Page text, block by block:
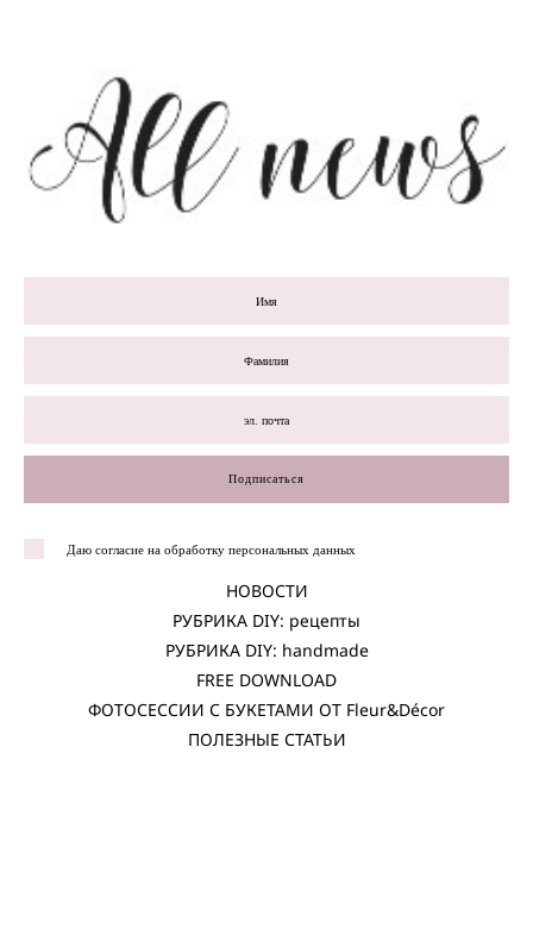
Подписаться
Даю согласие на обработку персональных данных
НОВОСТИ
РУБРИКА DIY: рецепты
РУБРИКА DIY: handmade
FREE DOWNLOAD
ФОТОСЕССИИ С БУКЕТАМИ ОТ Fleur&Décor
ПОЛЕЗНЫЕ СТАТЬИ